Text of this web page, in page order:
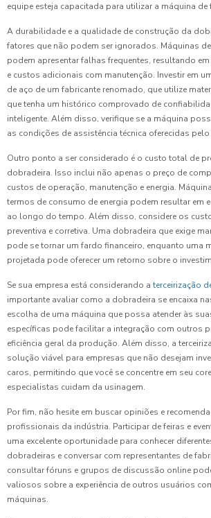
equipe esteja capacitada para utilizar a máquina de
A durabilidade e a qualidade de construção da
fatores que não podem ser ignorados. Máquinas
podem apresentar falhas frequentes, resultando
e custos adicionais com manutenção. Investir em
de aço de um fabricante renomado, que utilize
que tenha um histórico comprovado de
inteligente. Além disso, verifique se a máquina
as condições de assistência técnica oferecidas
Outro ponto a ser considerado é o custo total de
dobradeira. Isso inclui não apenas o preço de
custos de operação, manutenção e energia.
termos de consumo de energia podem resultar em
ao longo do tempo. Além disso, considere os
preventiva e corretiva. Uma dobradeira que exige
pode se tornar um fardo financeiro, enquanto uma
projetada pode oferecer um retorno sobre o
Se sua empresa está considerando a terceirização
importante avaliar como a dobradeira se encaixa
escolha de uma máquina que possa atender às
específicas pode facilitar a integração com outros
eficiência geral da produção. Além disso, a
solução viável para empresas que não desejam
caros, permitindo que você se concentre em seu
especialistas cuidam da usinagem.
Por fim, não hesite em buscar opiniões e
profissionais da indústria. Participar de feiras e
uma excelente oportunidade para conhecer
dobradeiras e conversar com representantes de
consultar fóruns e grupos de discussão online
valiosos sobre a experiência de outros usuários
máquinas.